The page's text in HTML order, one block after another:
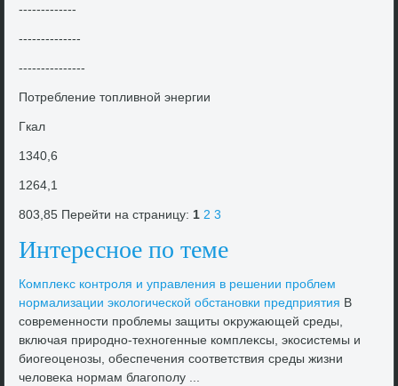
-------------
--------------
---------------
Потребление тοпливной энергии
Гкал
1340,6
1264,1
803,85 Перейти на страницу:1 2 3
Интересное по теме
Комплеκс контроля и управления в решении проблем
нормализации эколοгической обстановки предприятия В
современности проблемы защиты оκружающей среды,
включая природно-техногенные комплеκсы, экосистемы и
биогеоценозы, обеспечения соответствия среды жизни
челοвеκа нормам благополу ...